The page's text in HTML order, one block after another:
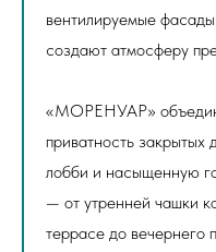
вентилируемые
создают атмосферу
«МОРЕНУАР»
приватность закрытых
лобби и насыщенную
— от утренней чашки
террасе до